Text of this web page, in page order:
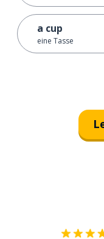
a cup
eine Tasse